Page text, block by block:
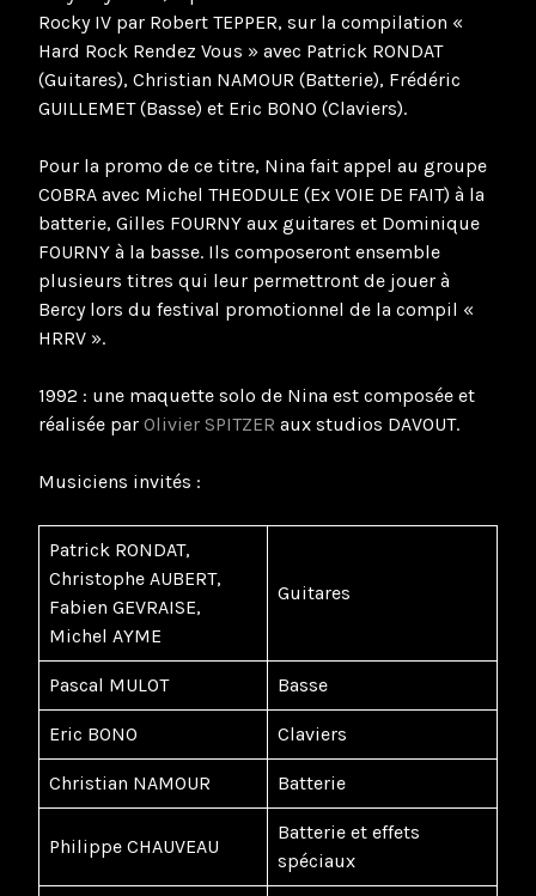
Rocky IV par Robert TEPPER, sur la compilation «
Hard Rock Rendez Vous » avec Patrick RONDAT
(Guitares), Christian NAMOUR (Batterie), Frédéric
GUILLEMET (Basse) et Eric BONO (Claviers).
Pour la promo de ce titre, Nina fait appel au groupe
COBRA avec Michel THEODULE (Ex VOIE DE FAIT) à la
batterie, Gilles FOURNY aux guitares et Dominique
FOURNY à la basse. Ils composeront ensemble
plusieurs titres qui leur permettront de jouer à
Bercy lors du festival promotionnel de la compil «
HRRV ».
1992 : une maquette solo de Nina est composée et
réalisée par Olivier SPITZER aux studios DAVOUT.
Musiciens invités :
Patrick RONDAT,
Christophe AUBERT,
Fabien GEVRAISE,
Michel AYME
Guitares
Pascal MULOT Basse
Eric BONO Claviers
Christian NAMOUR Batterie
Philippe CHAUVEAU
Batterie et effets
spéciaux